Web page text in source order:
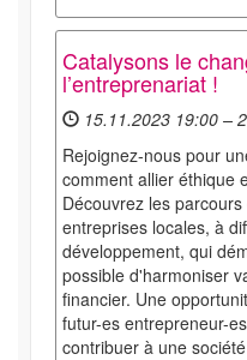
Catalysons le
l’entreprenariat !
15.11.2023 19:00 –
Rejoignez-nous pour
comment allier éthique
Découvrez les
entreprises locales, à
développement, qui
possible d'harmoniser
financier. Une
futur-es entrepreneur-
contribuer à une